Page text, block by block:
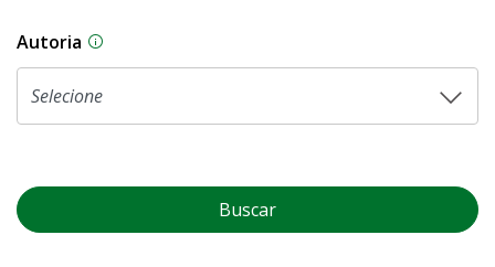
Autoria As proposições legislativas na CLDF podem
Buscar